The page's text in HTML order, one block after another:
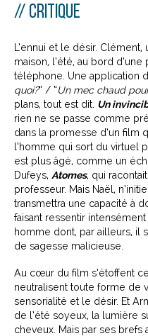
CRITIQUE
L’ennui et le désir.
maison, l’été, au bord
téléphone. Une application
quoi?” / “Un mec chaud
plans, tout est dit. Un
rien ne se passe comme
dans la promesse d’un film
l’homme qui sort du virtuel
est plus âgé, comme un
Dufeys, Atomes, qui
professeur. Mais Naël,
transmettra une capacité à
faisant ressentir
homme dont, par ailleurs, il
de sagesse malicieuse.
Au cœur du film s’étoffent
neutralisent toute forme de
sensorialité et le désir. Et
de l’été soyeux, la lumière
cheveux. Mais par ses brefs